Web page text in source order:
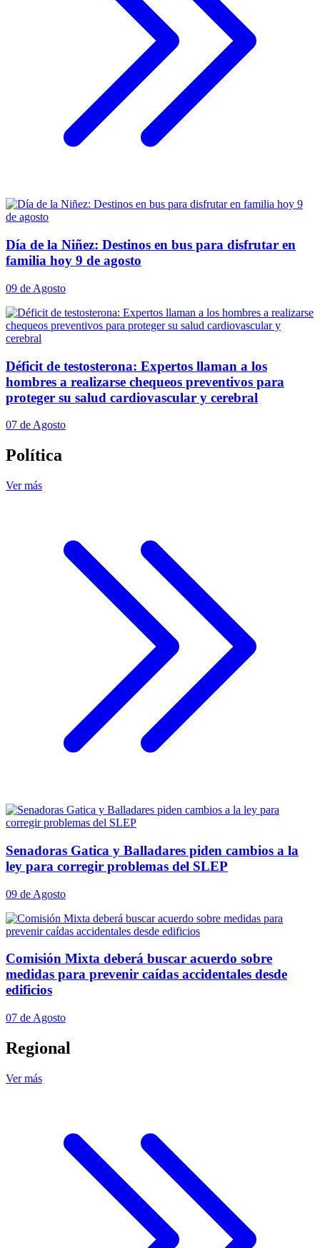
Día de la Niñez: Destinos en bus para disfrutar en
familia hoy 9 de agosto
09 de Agosto
Déficit de testosterona: Expertos llaman a los
hombres a realizarse chequeos preventivos para
proteger su salud cardiovascular y cerebral
07 de Agosto
Política
Ver más
Senadoras Gatica y Balladares piden cambios a la
ley para corregir problemas del SLEP
09 de Agosto
Comisión Mixta deberá buscar acuerdo sobre
medidas para prevenir caídas accidentales desde
edificios
07 de Agosto
Regional
Ver más